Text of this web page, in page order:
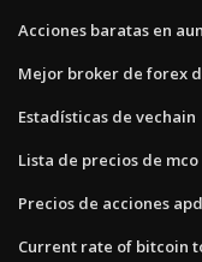
Acciones baratas en
Mejor broker de forex
Estadísticas de vechain
Lista de precios de mco
Precios de acciones apd
Current rate of bitcoin